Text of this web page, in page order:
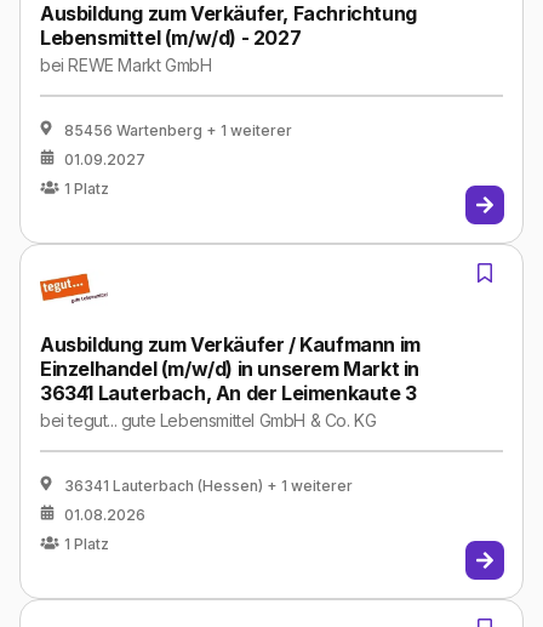
Ausbildung zum Verkäufer, Fachrichtung
Lebensmittel (m/w/d) - 2027
beiREWE Markt GmbH
85456 Wartenberg + 1 weiterer
01.09.2027
1 Platz
Ausbildung zum Verkäufer / Kaufmann im
Einzelhandel (m/w/d) in unserem Markt in
36341 Lauterbach, An der Leimenkaute 3
beitegut... gute Lebensmittel GmbH & Co. KG
36341 Lauterbach (Hessen) + 1 weiterer
01.08.2026
1 Platz